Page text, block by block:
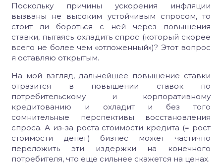
Поскольку причины ускорения инфляции
вызваны не высоким устойчивым спросом, то
стоит ли бороться с ней через повышения
ставки, пытаясь охладить спрос (который скорее
всего не более чем «отложенный»)? Этот вопрос
я оставляю открытым.
На мой взгляд, дальнейшее повышение ставки
отразится в повышении ставок по
потребительскому и корпоративному
кредитованию и охладит и без того
сомнительные перспективы восстановления
спроса. А из-за роста стоимости кредита (= рост
стоимости денег) бизнес может частично
переложить эти издержки на конечного
потребителя, что еще сильнее скажется на ценах.